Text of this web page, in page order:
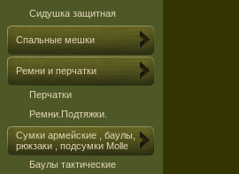
Сидушка защитная
Спальные мешки
Ремни и перчатки
Перчатки
Ремни.Подтяжки.
Сумки армейские , баулы,
рюкзаки , подсумки Molle
Баулы тактические